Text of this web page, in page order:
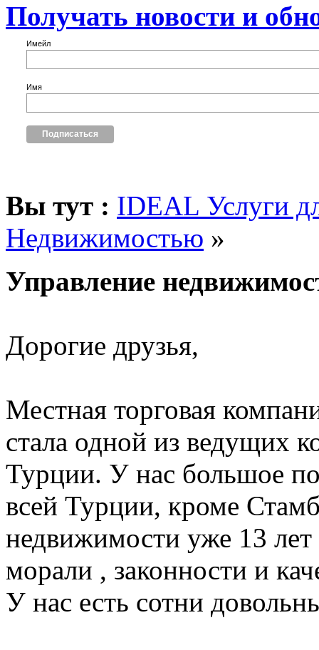
Получать новости и
Имейл
Имя
Вы тут : IDEAL Услуги
Недвижимостью »
Управление
Дорогие друзья,
Местная торговая
стала одной из ведущих
Турции. У нас большое
всей Турции, кроме
недвижимости уже 13
морали , законности и
У нас есть сотни